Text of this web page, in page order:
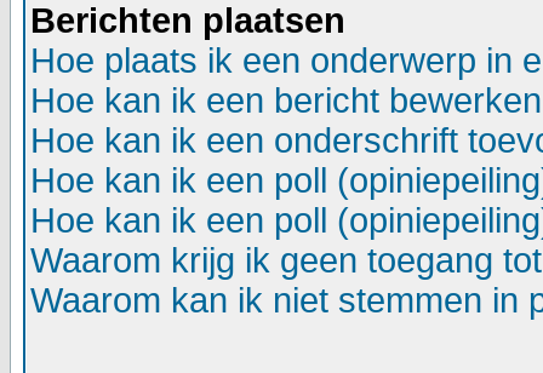
Berichten plaatsen
Hoe plaats ik een onderwerp in
Hoe kan ik een bericht
Hoe kan ik een onderschrift
Hoe kan ik een poll
Hoe kan ik een poll
Waarom krijg ik geen toegang
Waarom kan ik niet stemmen in